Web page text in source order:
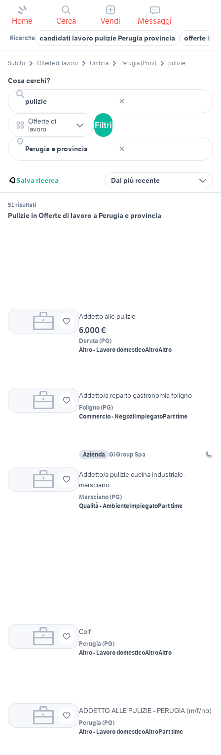
Home Cerca Vendi Messaggi
Ricerche candidati lavoro pulizie Perugia provincia offerte
Subito Offerte di lavoro Umbria Perugia (Prov) pulizie
Cosa cerchi?
Offerte di
lavoro
Filtri
Salva ricerca Dal più recente
51 risultati
Pulizie in Offerte di lavoro a Perugia e provincia
Addetto alle pulizie
6.000 €
Deruta (PG)
Altro - Lavoro domesticoAltroAltro
Addetto/a reparto gastronomia foligno
Foligno(PG)
Commercio - NegoziImpiegatoPart time
Azienda Gi Group Spa
Addetto/a pulizie cucina industriale -
marsciano
Marsciano(PG)
Qualità - AmbienteImpiegatoPart time
Colf
Perugia (PG)
Altro - Lavoro domesticoAltroAltro
ADDETTO ALLE PULIZIE - PERUGIA (m/f/nb)
Perugia (PG)
Altro - Lavoro domesticoAltroPart time